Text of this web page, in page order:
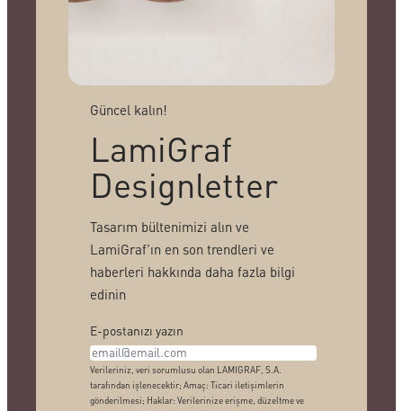
Güncel kalın!
LamiGraf
Designletter
Tasarım bültenimizi alın ve
LamiGraf’ın en son trendleri ve
haberleri hakkında daha fazla bilgi
edinin
E-postanızı yazın
Verileriniz, veri sorumlusu olan LAMIGRAF, S.A.
tarafından işlenecektir; Amaç: Ticari iletişimlerin
gönderilmesi; Haklar: Verilerinize erişme, düzeltme ve